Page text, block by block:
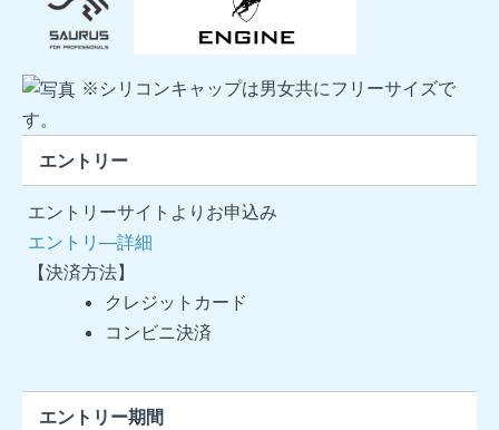
※シリコンキャップは男女共にフリーサイズで
す。
エントリー
エントリーサイトよりお申込み
エントリ―詳細
【決済方法】
クレジットカード
コンビニ決済
エントリー期間